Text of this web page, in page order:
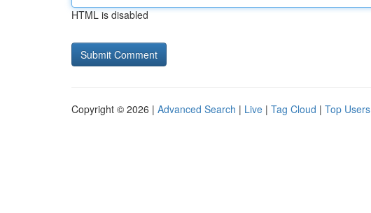
HTML is disabled
Copyright © 2026 | Advanced Search | Live | Tag Cloud | Top Users